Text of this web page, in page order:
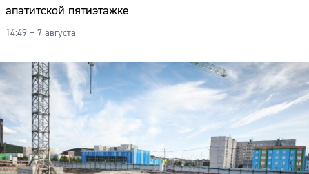
апатитской пятиэтажке
14:49 – 7 августа